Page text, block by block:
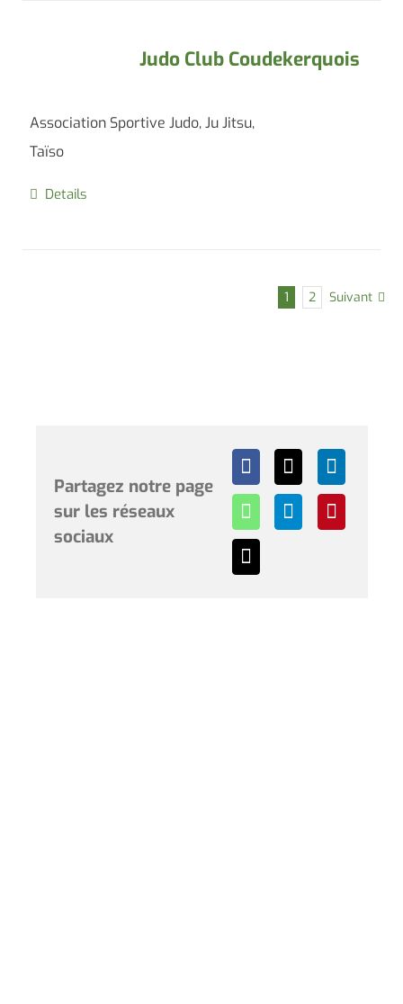
Judo Club Coudekerquois
Association Sportive Judo, Ju Jitsu,
Taïso
Details
1 2 Suivant
Partagez notre page
sur les réseaux
sociaux